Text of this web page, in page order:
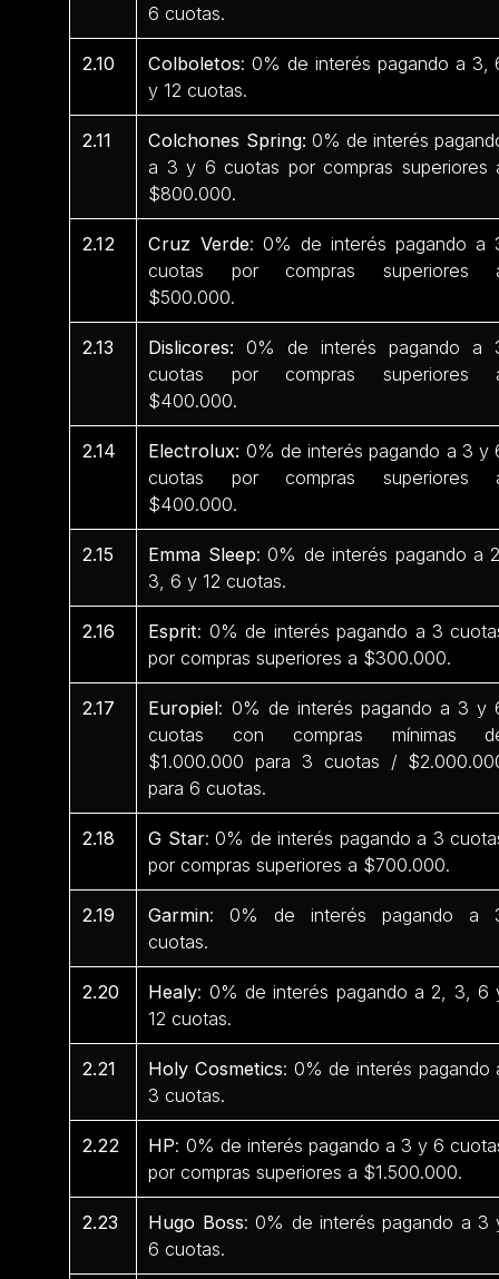
6 cuotas.
2.10 Colboletos: 0% de interés pagando a 3,
y 12 cuotas.
2.11 Colchones Spring: 0% de interés
a 3 y 6 cuotas por compras superiores
$800.000.
2.12 Cruz Verde: 0% de interés pagando a
cuotas por compras superiores
$500.000.
2.13 Dislicores: 0% de interés pagando a
cuotas por compras superiores
$400.000.
2.14 Electrolux: 0% de interés pagando a 3 y
cuotas por compras superiores
$400.000.
2.15 Emma Sleep: 0% de interés pagando a
3, 6 y 12 cuotas.
2.16 Esprit: 0% de interés pagando a 3
por compras superiores a $300.000.
2.17 Europiel: 0% de interés pagando a 3 y
cuotas con compras mínimas
$1.000.000 para 3 cuotas /
para 6 cuotas.
2.18 G Star: 0% de interés pagando a 3
por compras superiores a $700.000.
2.19 Garmin: 0% de interés pagando a
cuotas.
2.20 Healy: 0% de interés pagando a 2, 3, 6
12 cuotas.
2.21 Holy Cosmetics: 0% de interés pagando
3 cuotas.
2.22 HP: 0% de interés pagando a 3 y 6
por compras superiores a $1.500.000.
2.23 Hugo Boss: 0% de interés pagando a 3
6 cuotas.